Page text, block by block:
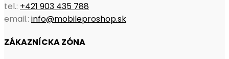
tel.: +421 903 435 788
email.: info@mobileproshop.sk
ZÁKAZNÍCKA ZÓNA